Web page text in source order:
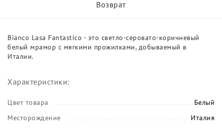
Возврат
Bianco Lasa Fantastico - это светло-серовато-коричневый
белый мрамор с мягкими прожилками, добываемый в
Италии.
Характеристики:
Цвет товара
Белый
Месторождение
Италия